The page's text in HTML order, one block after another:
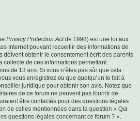
Privacy Protection Actde 1998) est une loi aux
Internet pouvant recueillir des informations de
doivent obtenir le consentement écrit des parents
collecte de ces informations permettant
de 13 ans. Si vous n’êtes pas sûr que cela
vous enregistrez ou que quelqu’un le fait à
juridique pour obtenir son avis. Notez que
de ce forum ne peuvent pas fournir de
être contactés pour des questions légales
de celles mentionnées dans la question « Qui
questions légales concernant ce forum ? ».